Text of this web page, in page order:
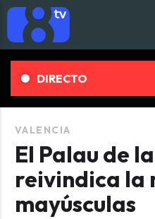
DIRECTO
VALENCIA
El Palau de
reivindica la
mayúsculas